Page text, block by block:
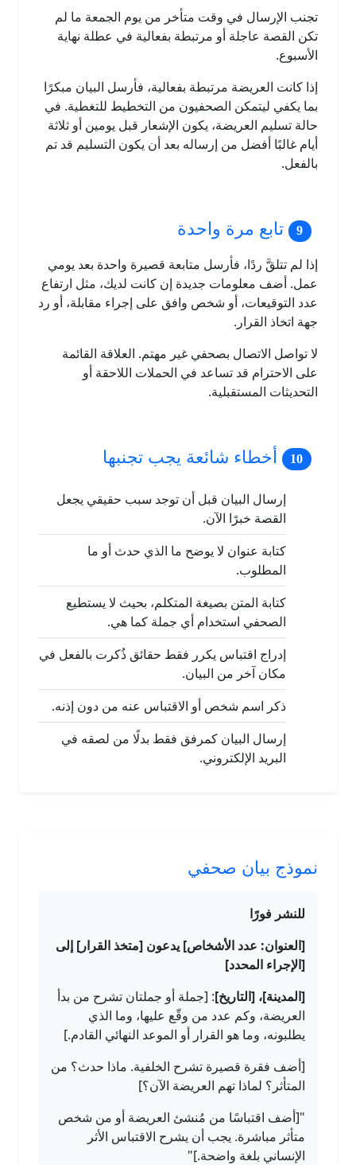
تجنب الإرسال في وقت متأخر من يوم الجمعة ما لم
تكن القصة عاجلة أو مرتبطة بفعالية في عطلة نهاية
الأسبوع.
إذا كانت العريضة مرتبطة بفعالية، فأرسل البيان مبكرًا
بما يكفي ليتمكن الصحفيون من التخطيط للتغطية. في
حالة تسليم العريضة، يكون الإشعار قبل يومين أو ثلاثة
أيام غالبًا أفضل من إرساله بعد أن يكون التسليم قد تم
بالفعل.
تابع مرة واحدة
إذا لم تتلقَّ ردًا، فأرسل متابعة قصيرة واحدة بعد يومي
عمل. أضف معلومات جديدة إن كانت لديك، مثل ارتفاع
عدد التوقيعات، أو شخص وافق على إجراء مقابلة، أو رد
جهة اتخاذ القرار.
لا تواصل الاتصال بصحفي غير مهتم. العلاقة القائمة
على الاحترام قد تساعد في الحملات اللاحقة أو
التحديثات المستقبلية.
أخطاء شائعة يجب تجنبها
إرسال البيان قبل أن توجد سبب حقيقي يجعل
القصة خبرًا الآن.
كتابة عنوان لا يوضح ما الذي حدث أو ما
المطلوب.
كتابة المتن بصيغة المتكلم، بحيث لا يستطيع
الصحفي استخدام أي جملة كما هي.
إدراج اقتباس يكرر فقط حقائق ذُكرت بالفعل في
مكان آخر من البيان.
ذكر اسم شخص أو الاقتباس عنه من دون إذنه.
إرسال البيان كمرفق فقط بدلًا من لصقه في
البريد الإلكتروني.
نموذج بيان صحفي
للنشر فورًا
[العنوان: عدد الأشخاص] يدعون [متخذ القرار] إلى
[الإجراء المحدد]
[المدينة]، [التاريخ]: [جملة أو جملتان تشرح من بدأ
العريضة، وكم عدد من وقّع عليها، وما الذي
يطلبونه، وما هو القرار أو الموعد النهائي القادم.]
[أضف فقرة قصيرة تشرح الخلفية. ماذا حدث؟ من
المتأثر؟ لماذا تهم العريضة الآن؟]
"[أضف اقتباسًا من مُنشئ العريضة أو من شخص
متأثر مباشرة. يجب أن يشرح الاقتباس الأثر
الإنساني بلغة واضحة.]"